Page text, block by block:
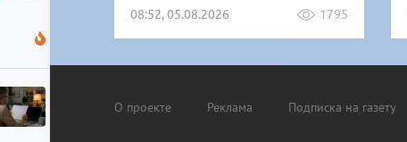
08:52, 05.08.2026 1795
О проекте Реклама Подписка на газету